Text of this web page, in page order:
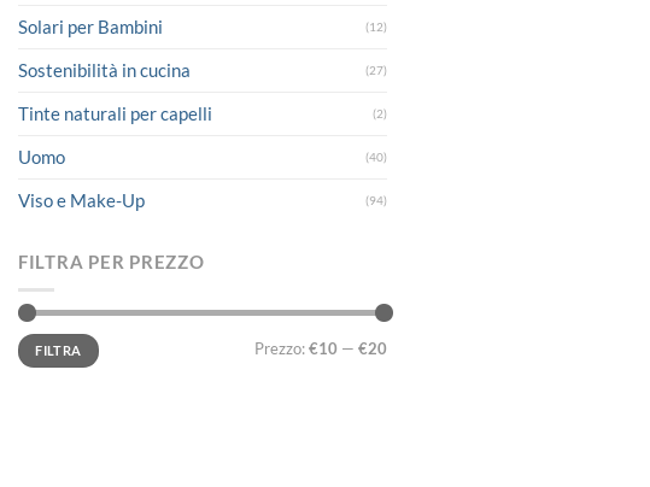
Solari per Bambini (12)
Sostenibilità in cucina (27)
Tinte naturali per capelli (2)
Uomo (40)
Viso e Make-Up (94)
FILTRA PER PREZZO
Prezzo
Min
Prezzo
MaxFILTRA Prezzo:€10 — €20